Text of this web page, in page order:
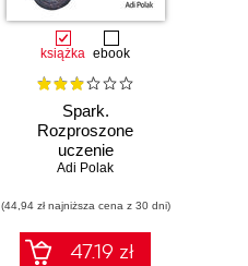
książka ebook
Spark.
Rozproszone
uczenie
maszynowe na
korzystać z MLlib,
TensorFlow i
PyTorch
Adi Polak
(44,94 zł najniższa cena z 30 dni)
47.19 zł